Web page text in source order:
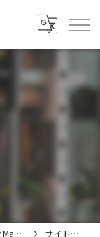
福岡県薬院のパーソナルトレーニングならBody Make Studio k.field サイトマップ